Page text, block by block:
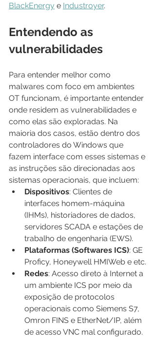
BlackEnergy e Industroyer.
Entendendo as
vulnerabilidades
Para entender melhor como
malwares com foco em ambientes
OT funcionam, é importante entender
onde residem as vulnerabilidades e
como elas são exploradas. Na
maioria dos casos, estão dentro dos
controladores do Windows que
fazem interface com esses sistemas e
as instruções são direcionadas aos
sistemas operacionais, que incluem:
Dispositivos: Clientes de
interfaces homem-máquina
(IHMs), historiadores de dados,
servidores SCADA e estações de
trabalho de engenharia (EWS).
Plataformas (Softwares ICS): GE
Proficy, Honeywell HMIWeb e etc.
Redes: Acesso direto à Internet a
um ambiente ICS por meio da
exposição de protocolos
operacionais como Siemens S7,
Omron FINS e EtherNet/IP, além
de acesso VNC mal configurado.